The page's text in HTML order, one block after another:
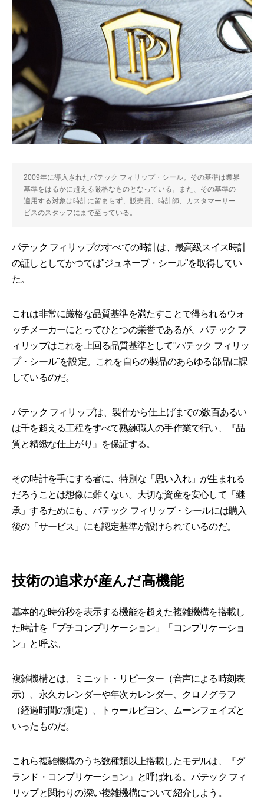
2009年に導入されたパテック フィリップ・シール。その基準は業界
基準をはるかに超える厳格なものとなっている。また、その基準の
適用する対象は時計に留まらず、販売員、時計師、カスタマーサー
ビスのスタッフにまで至っている。
パテック フィリップのすべての時計は、最高級スイス時計
の証しとしてかつては"ジュネーブ・シール"を取得してい
た。
これは非常に厳格な品質基準を満たすことで得られるウォ
ッチメーカーにとってひとつの栄誉であるが、パテック フ
ィリップはこれを上回る品質基準として"パテック フィリッ
プ・シール"を設定。これを自らの製品のあらゆる部品に課
しているのだ。
パテック フィリップは、製作から仕上げまでの数百あるい
は千を超える工程をすべて熟練職人の手作業で行い、『品
質と精緻な仕上がり』を保証する。
その時計を手にする者に、特別な「思い入れ」が生まれる
だろうことは想像に難くない。大切な資産を安心して「継
承」するためにも、パテック フィリップ・シールには購入
後の「サービス」にも認定基準が設けられているのだ。
技術の追求が産んだ高機能
基本的な時分秒を表示する機能を超えた複雑機構を搭載し
た時計を「プチコンプリケーション」「コンプリケーショ
ン」と呼ぶ。
複雑機構とは、ミニット・リピーター（音声による時刻表
示）、永久カレンダーや年次カレンダー、クロノグラフ
（経過時間の測定）、トゥールビヨン、ムーンフェイズと
いったものだ。
これら複雑機構のうち数種類以上搭載したモデルは、『グ
ランド・コンプリケーション』と呼ばれる。パテック フィ
リップと関わりの深い複雑機構について紹介しよう。